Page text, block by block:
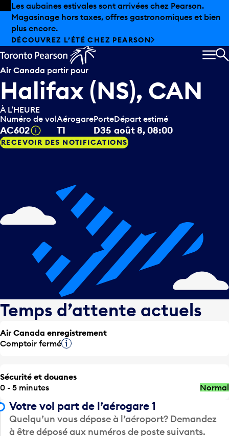
Skip to offers
Passer au contenu principal
Les aubaines estivales sont arrivées chez Pearson.
Magasinage hors taxes, offres gastronomiques et bien
plus encore.
DÉCOUVREZ L’ÉTÉ CHEZ PEARSON
Air Canada partir pour
Halifax (NS), CAN
À L’HEURE
Numéro de vol
AC602 Infobulle
Aérogare
T1
Porte
D35
Départ estimé
août 8, 08:00
RECEVOIR DES NOTIFICATIONS
Temps d’attente actuels
Air Canada enregistrement
Comptoir ferméInfobulle
Sécurité et douanes
0 - 5 minutes
Normal
Votre vol part de l’aérogare 1
Quelqu’un vous dépose à l’aéroport? Demandez
à être déposé aux numéros de poste suivants.